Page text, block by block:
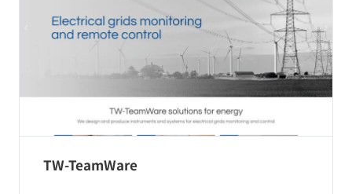
TW-TeamWare